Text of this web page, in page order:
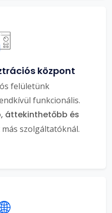
központ
felületünk
funkcionális.
áttekinthetőbb és
más szolgáltatóknál.